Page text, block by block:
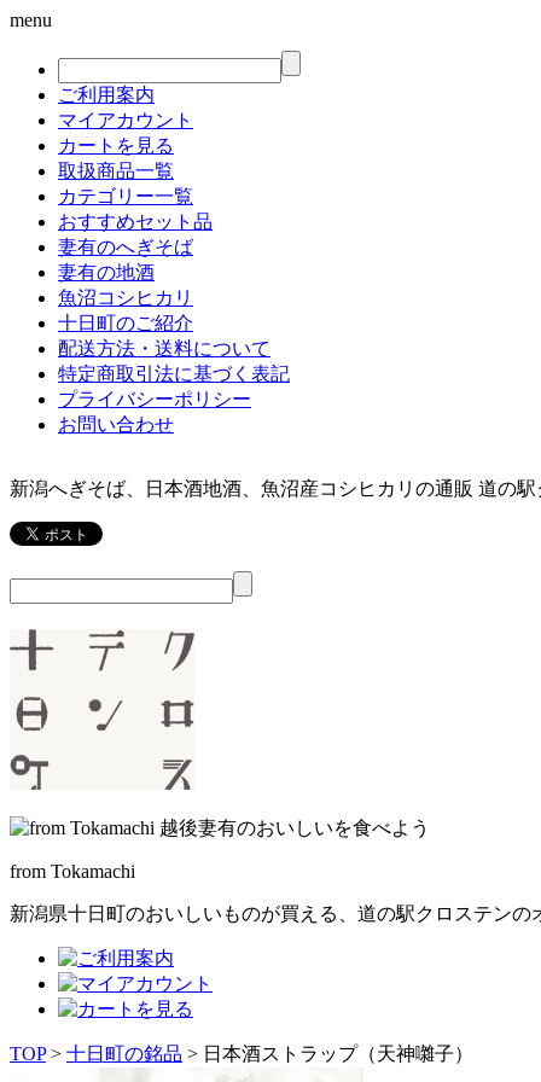
menu
ご利用案内
マイアカウント
カートを見る
取扱商品一覧
カテゴリー一覧
おすすめセット品
妻有のへぎそば
妻有の地酒
魚沼コシヒカリ
十日町のご紹介
配送方法・送料について
特定商取引法に基づく表記
プライバシーポリシー
お問い合わせ
新潟へぎそば、日本酒地酒、魚沼産コシヒカリの通販 道の
from Tokamachi
新潟県十日町のおいしいものが買える、 道の駅クロステンの
TOP> 十日町の銘品 > 日本酒ストラップ（天神囃子）